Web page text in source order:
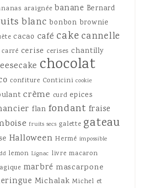
araignée banane Bernard
blanc bonbon brownie
cacao café cake cannelle
carré cerise cerises chantilly
chocolat
confiture Conticini cookie
crème curd epices
flan fondant fraise
fruits secs galette gateau
Halloween Hermé impossible
lemon Lignac livre macaron
marbré mascarpone
Michalak Michel et